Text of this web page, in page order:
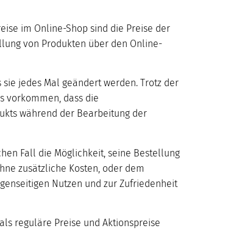
im Online-Shop sind die Preise der
von Produkten über den Online-
jedes Mal geändert werden. Trotz der
vorkommen, dass die
während der Bearbeitung der
Fall die Möglichkeit, seine Bestellung
zusätzliche Kosten, oder dem
Nutzen und zur Zufriedenheit
reguläre Preise und Aktionspreise